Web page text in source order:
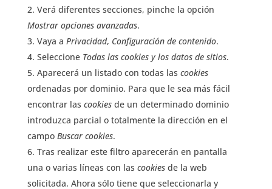
Verá diferentes secciones, pinche la opción
Mostrar opciones avanzadas.
Vaya a Privacidad, Configuración de contenido.
Seleccione Todas las cookiesy los datos de sitios.
Aparecerá un listado con todas las cookies
ordenadas por dominio. Para que le sea más fácil
encontrar las cookiesde un determinado dominio
introduzca parcial o totalmente la dirección en el
campo Buscar cookies.
Tras realizar este filtro aparecerán en pantalla
una o varias líneas con las cookiesde la web
solicitada. Ahora sólo tiene que seleccionarla y